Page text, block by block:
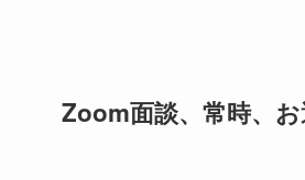
Zoom面談、常時、